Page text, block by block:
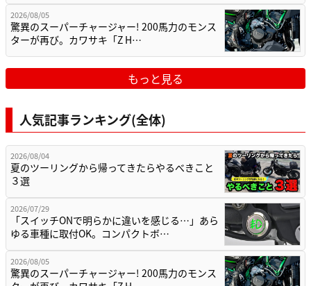
2026/08/05
驚異のスーパーチャージャー! 200馬力のモンス
ターが再び。カワサキ「Z H…
もっと見る
人気記事ランキング(全体)
2026/08/04
夏のツーリングから帰ってきたらやるべきこと
３選
2026/07/29
「スイッチONで明らかに違いを感じる…」あら
ゆる車種に取付OK。コンパクトボ…
2026/08/05
驚異のスーパーチャージャー! 200馬力のモンス